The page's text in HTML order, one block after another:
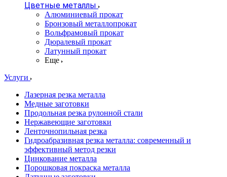
Цветные металлы
Алюминиевый прокат
Бронзовый металлопрокат
Вольфрамовый прокат
Дюралевый прокат
Латунный прокат
Еще
Услуги
Лазерная резка металла
Медные заготовки
Продольная резка рулонной стали
Нержавеющие заготовки
Ленточнопильная резка
Гидроабразивная резка металла: современный и
эффективный метод резки
Цинкование металла
Порошковая покраска металла